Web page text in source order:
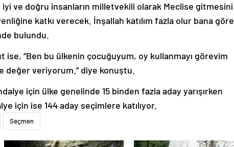
iyi ve doğru insanların milletvekili olarak Meclise gitmesini
katkı verecek. İnşallah katılım fazla olur bana göre
bulundu.
ise, “Ben bu ülkenin çocuğuyum, oy kullanmayı görevim
değer veriyorum.” diye konuştu.
için ülke genelinde 15 binden fazla aday yarışırken
için ise 144 aday seçimlere katılıyor.
Seçmen